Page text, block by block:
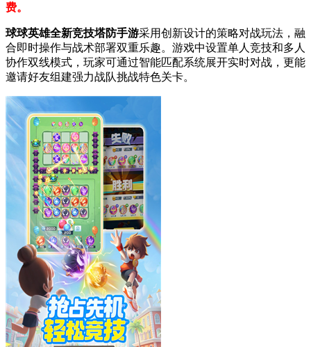
费。
球球英雄全新竞技塔防手游采用创新设计的策略对战玩法，融
合即时操作与战术部署双重乐趣。游戏中设置单人竞技和多人
协作双线模式，玩家可通过智能匹配系统展开实时对战，更能
邀请好友组建强力战队挑战特色关卡。